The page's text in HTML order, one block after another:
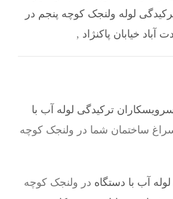
لوله ولنجک کوچه پنجم در
آباد خیابان پاکنژاد ,
ترکیدگی لوله آب با
ساختمان شما در ولنجک کوچه
آب با دستگاه در ولنجک کوچه